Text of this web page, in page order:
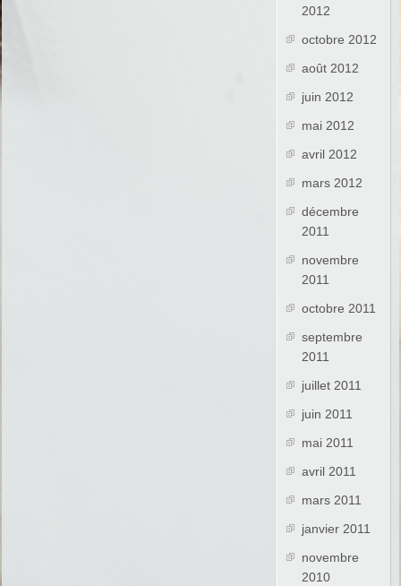
2012
octobre 2012
août 2012
juin 2012
mai 2012
avril 2012
mars 2012
décembre
2011
novembre
2011
octobre 2011
septembre
2011
juillet 2011
juin 2011
mai 2011
avril 2011
mars 2011
janvier 2011
novembre
2010